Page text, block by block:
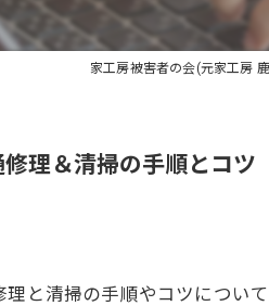
家工房被害者の会(元家工房
修理＆清掃の手順とコツ
と清掃の手順やコツについ